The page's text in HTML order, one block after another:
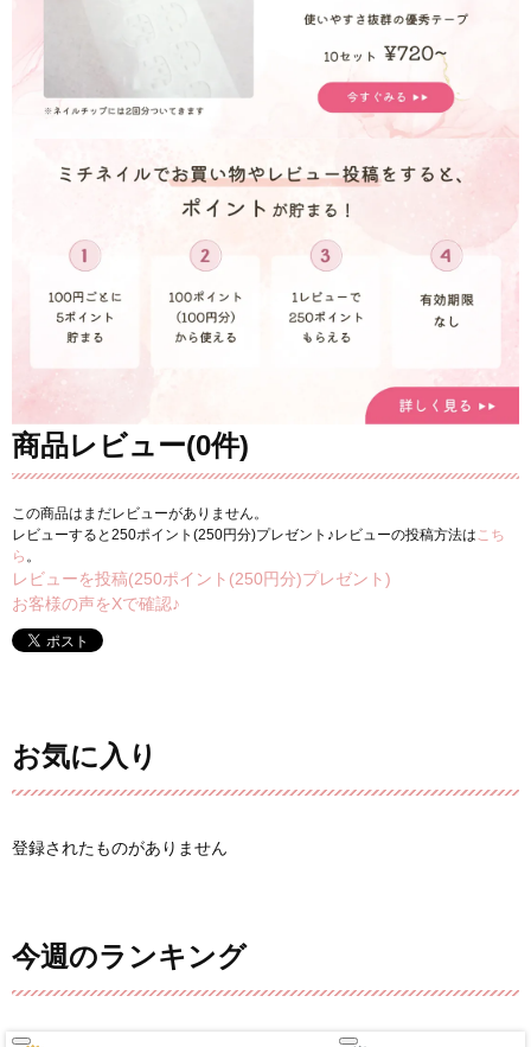
商品レビュー(0件)
この商品はまだレビューがありません。
レビューすると250ポイント(250円分)プレゼント♪レビューの投稿方法はこち
ら 。
レビューを投稿(250ポイント(250円分)プレゼント)
お客様の声をXで確認♪
お気に入り
登録されたものがありません
今週のランキング